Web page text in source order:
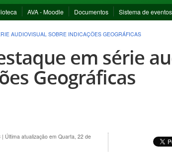
AVA - Moodle Documentos Sistema de eventos
AUDIOVISUAL SOBRE INDICAÇÕES GEOGRÁFICAS
em série
Geográficas
| Última atualização em Quarta, 22 de